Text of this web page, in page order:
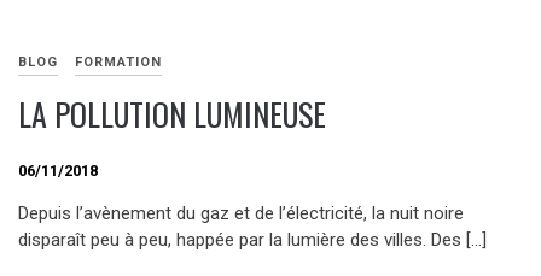
BLOG FORMATION
LA POLLUTION LUMINEUSE
06/11/2018
Depuis l’avènement du gaz et de l’électricité, la nuit noire
disparaît peu à peu, happée par la lumière des villes. Des […]